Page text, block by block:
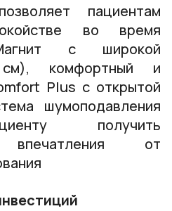
пациентам
во время
с широкой
комфортный и
Plus с открытой
шумоподавления
получить
впечатления от